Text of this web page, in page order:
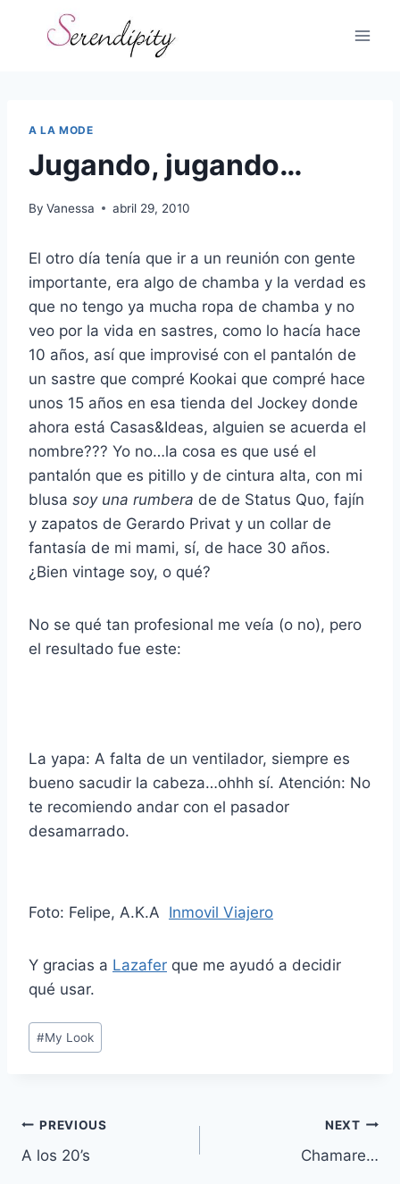
A LA MODE
Jugando, jugando…
By Vanessa abril 29, 2010
El otro día tenía que ir a un reunión con gente
importante, era algo de chamba y la verdad es
que no tengo ya mucha ropa de chamba y no
veo por la vida en sastres, como lo hacía hace
10 años, así que improvisé con el pantalón de
un sastre que compré Kookai que compré hace
unos 15 años en esa tienda del Jockey donde
ahora está Casas&Ideas, alguien se acuerda el
nombre??? Yo no…la cosa es que usé el
pantalón que es pitillo y de cintura alta, con mi
blusa soy una rumbera de de Status Quo, fajín
y zapatos de Gerardo Privat y un collar de
fantasía de mi mami, sí, de hace 30 años.
¿Bien vintage soy, o qué?
No se qué tan profesional me veía (o no), pero
el resultado fue este:
La yapa: A falta de un ventilador, siempre es
bueno sacudir la cabeza…ohhh sí. Atención: No
te recomiendo andar con el pasador
desamarrado.
Foto: Felipe, A.K.A Inmovil Viajero
Y gracias a Lazafer que me ayudó a decidir
qué usar.
Post
Tags:
#My Look
Navegación
de
PREVIOUS
A los 20’s
NEXT
Chamare…